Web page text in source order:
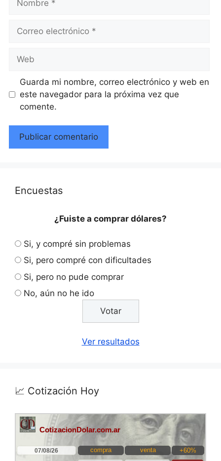
electrónico
Guarda mi nombre, correo electrónico y web en
este navegador para la próxima vez que
comente.
Encuestas
¿Fuiste a comprar dólares?
Si, y compré sin problemas
Si, pero compré con dificultades
Si, pero no pude comprar
No, aún no he ido
Ver resultados
📈 Cotización Hoy